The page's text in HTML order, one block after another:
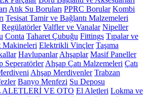
Atık Su Boruları PPRC Borular Kombi
Tesisat Tamir ve Bağlantı Malzemeleri
Regülatörler Valfler ve Vanalar Nipeller
Conta Taharet Çubuğu Fittings Tıpalar ve
Makineleri Elektrikli Vinçler Taşıma
Havlupanlar Ahşaplar Masif Paneller
Seperatörler Ahşap Çatı Malzemeleri Çatı
Ahşap Merdivenler Trabzan
Banyo Menfezi Su Deposu
ALETLERİ VE OTO El Aletleri Lokma ve